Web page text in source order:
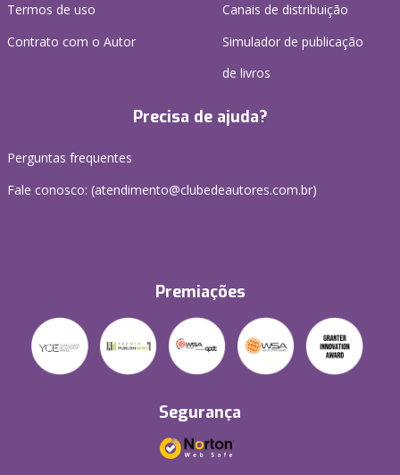
Termos de uso
Contrato com o Autor
Canais de distribuição
Simulador de publicação
de livros
Precisa de ajuda?
Perguntas frequentes
Fale conosco: (atendimento@clubedeautores.com.br)
Premiações
Segurança